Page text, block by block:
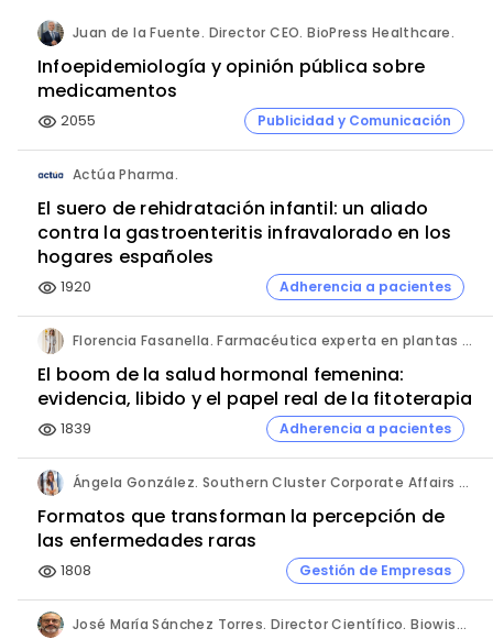
Juan de la Fuente. Director CEO. BioPress Healthcare.
Infoepidemiología y opinión pública sobre
medicamentos
visibility 2055 Publicidad y Comunicación
Actúa Pharma.
El suero de rehidratación infantil: un aliado
contra la gastroenteritis infravalorado en los
hogares españoles
visibility 1920 Adherencia a pacientes
Florencia Fasanella. Farmacéutica experta en plantas medicinales.
El boom de la salud hormonal femenina:
evidencia, libido y el papel real de la fitoterapia
visibility 1839 Adherencia a pacientes
Ángela González. Southern Cluster Corporate Affairs & Patient Partnership Director. Kyowa Kirin.
Formatos que transforman la percepción de
las enfermedades raras
visibility 1808 Gestión de Empresas
José María Sánchez Torres. Director Científico. Biowise Pharmaceuticals.